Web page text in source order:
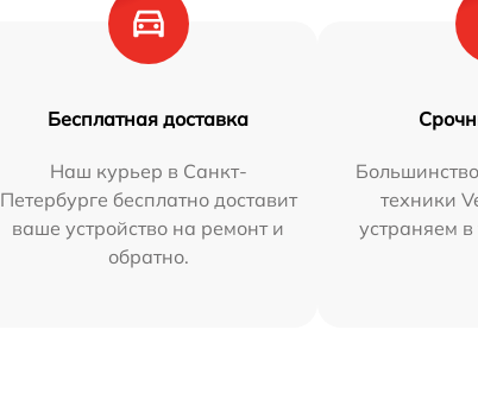
Бесплатная доставка
Наш курьер в Санкт-
Петербурге бесплатно доставит
ваше устройство на ремонт и
обратно.
техники
устраняем в